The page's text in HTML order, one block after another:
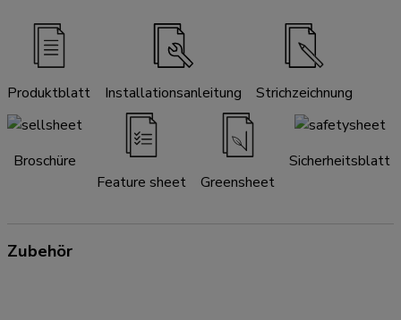
Produktblatt Installationsanleitung Strichzeichnung
Broschüre
Feature sheet
Greensheet
Sicherheitsblatt
Zubehör